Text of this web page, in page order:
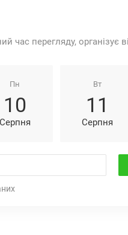
час перегляду, організує
Пн
10
Серпня
Вт
11
Серпня